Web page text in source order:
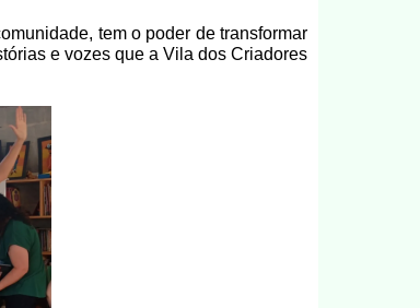
tem o poder de transformar
e vozes que a Vila dos Criadores